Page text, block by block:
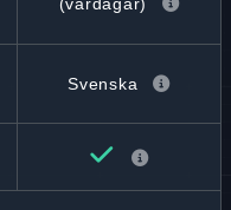
Svenska